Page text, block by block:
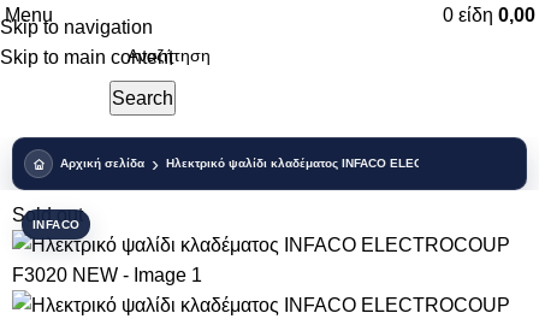
Skip to navigation
Skip to main content
Menu 0 είδη 0,00
Search
Αρχική σελίδα Ηλεκτρικό ψαλίδι κλαδέματος INFACO ELECTROCOUP F3020
INFACO
Sold out